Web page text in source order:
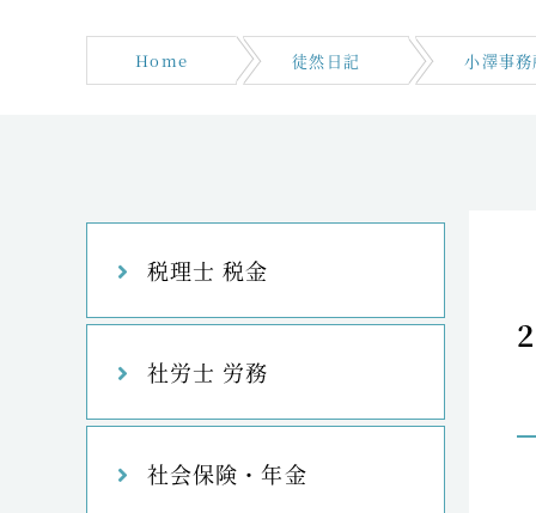
Home 徒然日記 小澤事
税理士 税金
社労士 労務
社会保険・年金